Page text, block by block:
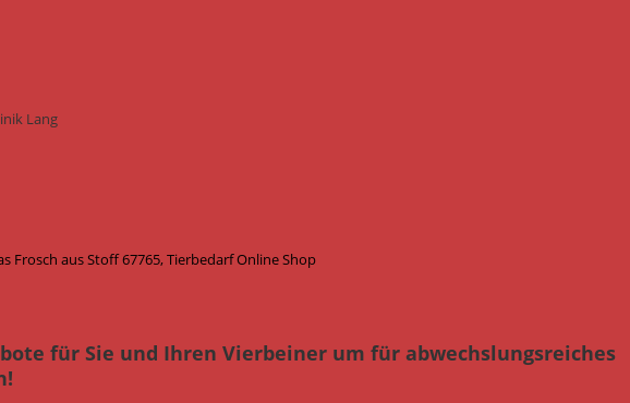
Lang
Frosch aus Stoff 67765, Tierbedarf Online Shop
für Sie und Ihren Vierbeiner um für abwechslungsreiches